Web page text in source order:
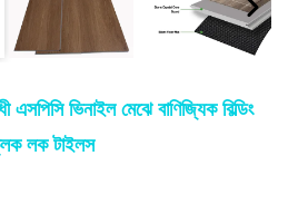
ভিনাইল মেঝে বাণিজ্যিক বিল্ডিং
লক টাইলস